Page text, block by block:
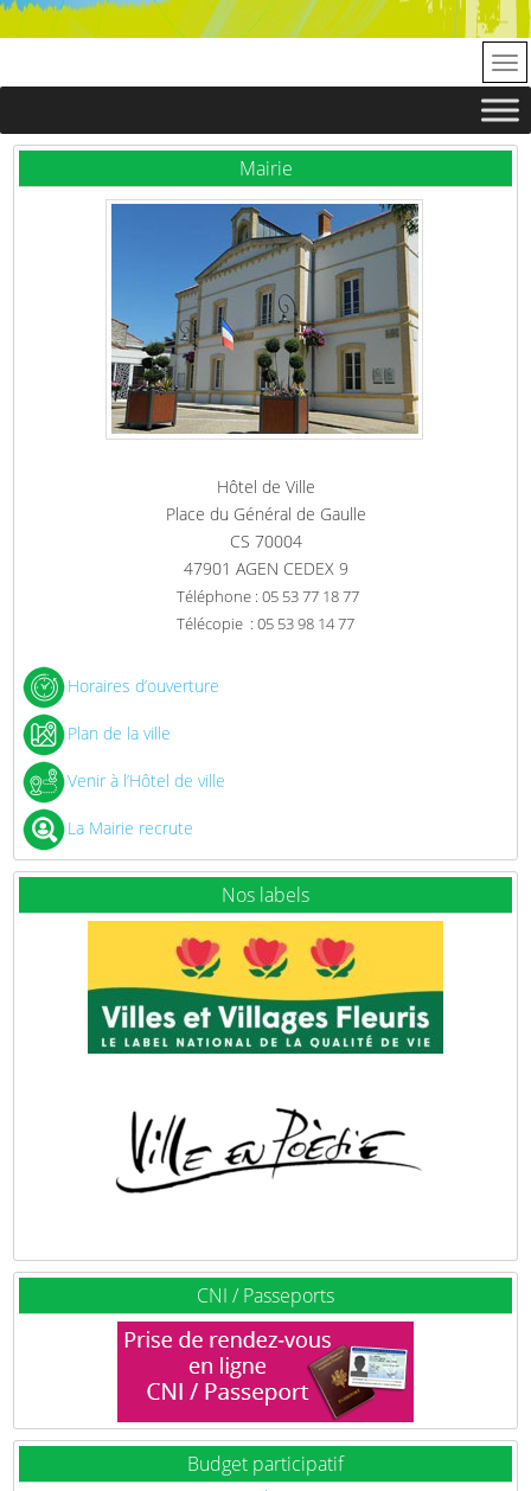
Mairie
Hôtel de Ville
Place du Général de Gaulle
CS 70004
47901 AGEN CEDEX 9
Téléphone : 05 53 77 18 77
Télécopie : 05 53 98 14 77
Horaires d’ouverture
Plan de la ville
Venir à l’Hôtel de ville
La Mairie recrute
Nos labels
CNI / Passeports
Budget participatif